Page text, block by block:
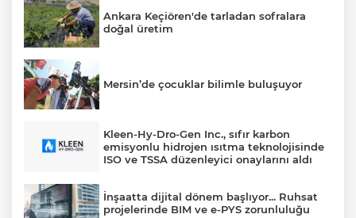
Ankara Keçiören'de tarladan sofralara
doğal üretim
Mersin’de çocuklar bilimle buluşuyor
Kleen-Hy-Dro-Gen Inc., sıfır karbon
emisyonlu hidrojen ısıtma teknolojisinde
ISO ve TSSA düzenleyici onaylarını aldı
İnşaatta dijital dönem başlıyor... Ruhsat
projelerinde BIM ve e-PYS zorunluluğu